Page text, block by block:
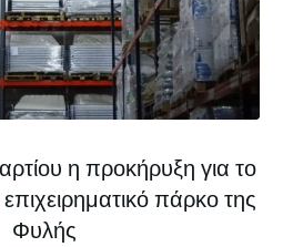
η προκήρυξη για το
πάρκο της
Φυλής